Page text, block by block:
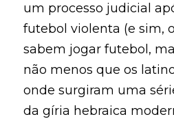
um processo judicial
futebol violenta (e sim,
sabem jogar futebol,
não menos que os
onde surgiram uma
da gíria hebraica